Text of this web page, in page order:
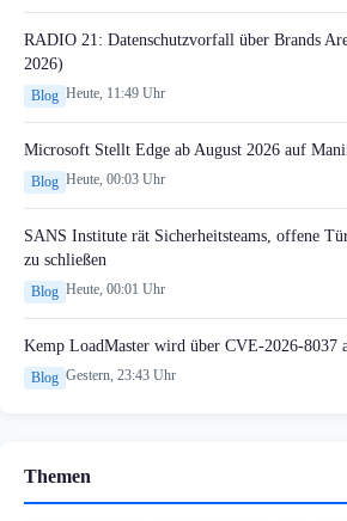
RADIO 21: Datenschutzvorfall über Brands
2026)
Blog Heute, 11:49 Uhr
Microsoft Stellt Edge ab August 2026 auf
Blog Heute, 00:03 Uhr
SANS Institute rät Sicherheitsteams, offene
zu schließen
Blog Heute, 00:01 Uhr
Kemp LoadMaster wird über CVE-2026-8037
Blog Gestern, 23:43 Uhr
Themen